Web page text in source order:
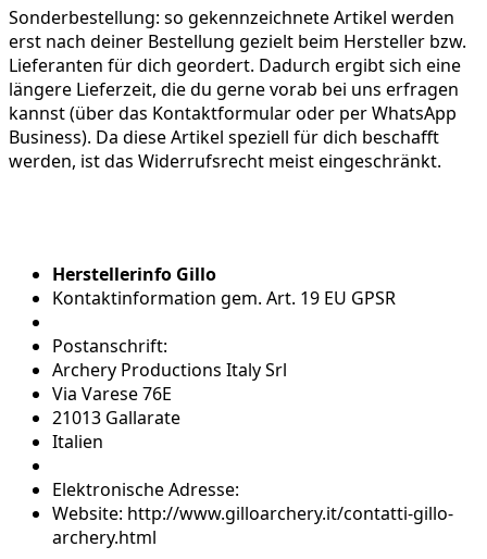
Sonderbestellung: so gekennzeichnete Artikel werden
erst nach deiner Bestellung gezielt beim Hersteller bzw.
Lieferanten für dich geordert. Dadurch ergibt sich eine
längere Lieferzeit, die du gerne vorab bei uns erfragen
kannst (über das Kontaktformular oder per WhatsApp
Business). Da diese Artikel speziell für dich beschafft
werden, ist das Widerrufsrecht meist eingeschränkt.
Herstellerinfo Gillo
Kontaktinformation gem. Art. 19 EU GPSR
Postanschrift:
Archery Productions Italy Srl
Via Varese 76E
21013 Gallarate
Italien
Elektronische Adresse:
Website: http://www.gilloarchery.it/contatti-gillo-
archery.html